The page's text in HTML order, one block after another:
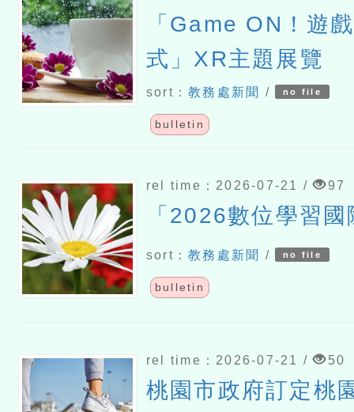
「Game ON！遊
式」XR主題展覽
sort：教務處新聞 / no file
bulletin
rel time：2026-07-21 / 97
「2026數位學習
sort：教務處新聞 / no file
bulletin
rel time：2026-07-21 / 50
桃園市政府訂定桃